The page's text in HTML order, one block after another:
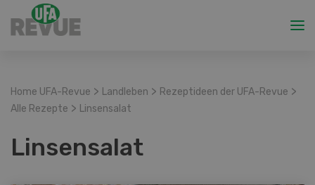
Home UFA-Revue > Landleben > Rezeptideen der UFA-Revue >
Alle Rezepte > Linsensalat
Linsensalat